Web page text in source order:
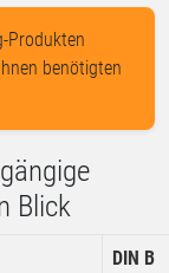
Produkten
benötigten
Blick
DIN B